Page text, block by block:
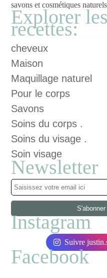
savons et cosmétiques
Explorer les
recettes:
cheveux
Maison
Maquillage naturel
Pour le corps
Savons
Soins du corps .
Soins du visage .
Soin visage
Newsletter
Instagram
Suivre
Facebook